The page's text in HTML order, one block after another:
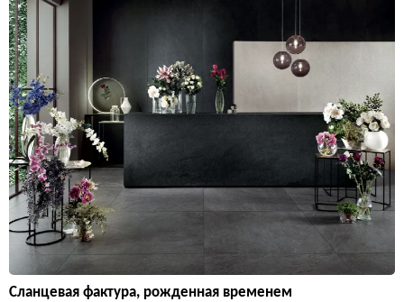
Сланцевая фактура, рожденная временем